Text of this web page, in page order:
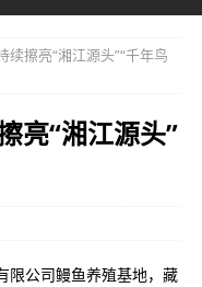
续擦亮“湘江源头”“千年鸟
亮“湘江源头”
限公司鳗鱼养殖基地，藏